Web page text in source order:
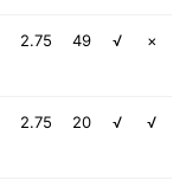
2.75 49 √ ×
2.75 20 √ √